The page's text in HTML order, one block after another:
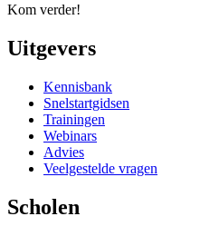
Kom verder!
Uitgevers
Kennisbank
Snelstartgidsen
Trainingen
Webinars
Advies
Veelgestelde vragen
Scholen